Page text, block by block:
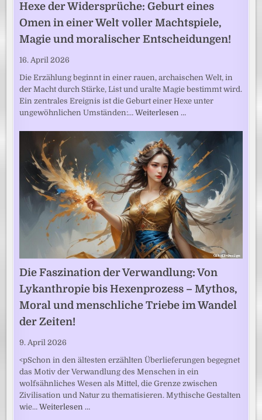
Hexe der Widersprüche: Geburt eines
Omen in einer Welt voller Machtspiele,
Magie und moralischer Entscheidungen!
16. April 2026
Die Erzählung beginnt in einer rauen, archaischen Welt, in
der Macht durch Stärke, List und uralte Magie bestimmt wird.
Ein zentrales Ereignis ist die Geburt einer Hexe unter
ungewöhnlichen Umständen:…Weiterlesen …
Die Faszination der Verwandlung: Von
Lykanthropie bis Hexenprozess – Mythos,
Moral und menschliche Triebe im Wandel
der Zeiten!
9. April 2026
<pSchon in den ältesten erzählten Überlieferungen begegnet
das Motiv der Verwandlung des Menschen in ein
wolfsähnliches Wesen als Mittel, die Grenze zwischen
Zivilisation und Natur zu thematisieren. Mythische Gestalten
wie…Weiterlesen …